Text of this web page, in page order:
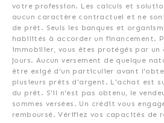
votre profession. Les calculs et
aucun caractère contractuel et ne
de prêt. Seuls les banques et
habilités à accorder un financement.
immobilier, vous êtes protégés par un
jours. Aucun versement de quelque
être exigé d'un particulier avant
plusieurs prêts d'argent. L'achat est
du prêt. S'il n'est pas obtenu, le
sommes versées. Un crédit vous
remboursé. Vérifiez vos capacités de